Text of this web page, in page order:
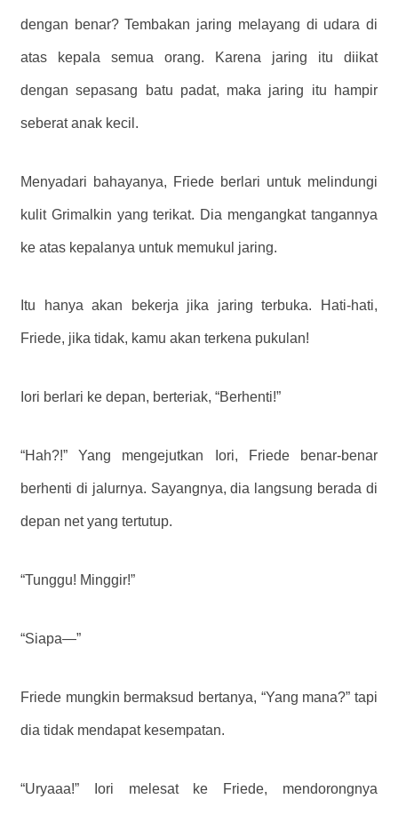
dengan benar? Tembakan jaring melayang di udara di
atas kepala semua orang. Karena jaring itu diikat
dengan sepasang batu padat, maka jaring itu hampir
seberat anak kecil.
Menyadari bahayanya, Friede berlari untuk melindungi
kulit Grimalkin yang terikat. Dia mengangkat tangannya
ke atas kepalanya untuk memukul jaring.
Itu hanya akan bekerja jika jaring terbuka. Hati-hati,
Friede, jika tidak, kamu akan terkena pukulan!
Iori berlari ke depan, berteriak, “Berhenti!”
“Hah?!” Yang mengejutkan Iori, Friede benar-benar
berhenti di jalurnya. Sayangnya, dia langsung berada di
depan net yang tertutup.
“Tunggu! Minggir!”
“Siapa—”
Friede mungkin bermaksud bertanya, “Yang mana?” tapi
dia tidak mendapat kesempatan.
“Uryaaa!” Iori melesat ke Friede, mendorongnya